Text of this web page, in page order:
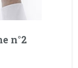
n°2